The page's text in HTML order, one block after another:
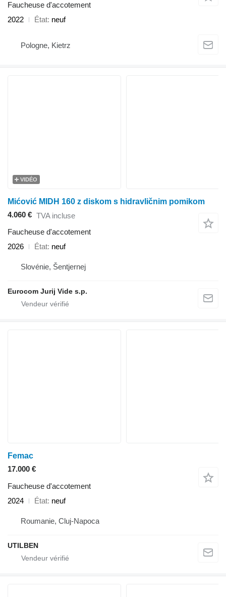
Faucheuse d'accotement
2022
État neuf
Pologne, Kietrz
VIDÉO
Mićović MIDH 160 z diskom s hidravličnim pomikom
4.060 € TVA incluse
Faucheuse d'accotement
2026
État neuf
Slovénie, Šentjernej
Eurocom Jurij Vide s.p.
Femac
17.000 €
Faucheuse d'accotement
2024
État neuf
Roumanie, Cluj-Napoca
UTILBEN